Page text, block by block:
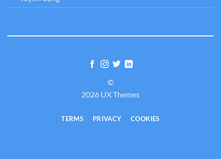
©
2026 UX Themes
TERMS PRIVACY COOKIES